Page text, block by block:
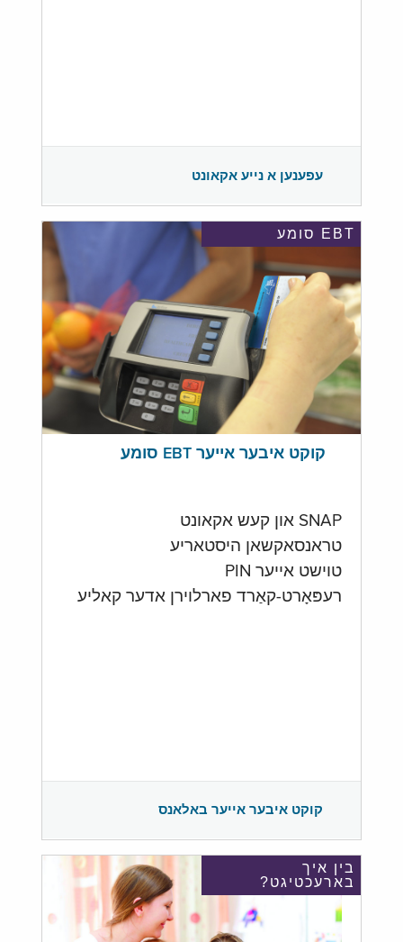
עפענען א נייע אקאונט
EBT סומע
קוקט איבער אייער EBT סומע
SNAP און קעש אקאונט
טראנסאקשאן היסטאריע
טוישט אייער PIN
רעפּאָרט-קאַרד פארלוירן אדער קאליע
קוקט איבער אייער באלאנס
בין איך
בארעכטיגט?